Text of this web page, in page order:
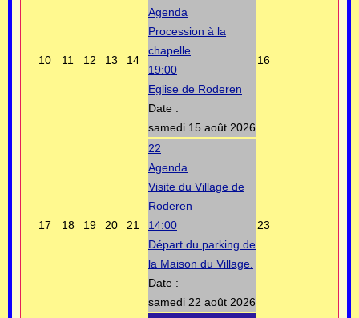
10 11 12 13 14
Agenda
Procession à la
chapelle
19:00
Eglise de Roderen
Date :
samedi 15 août 2026
16
17 18 19 20 21
22
Agenda
Visite du Village de
Roderen
14:00
Départ du parking de
la Maison du Village.
Date :
samedi 22 août 2026
23